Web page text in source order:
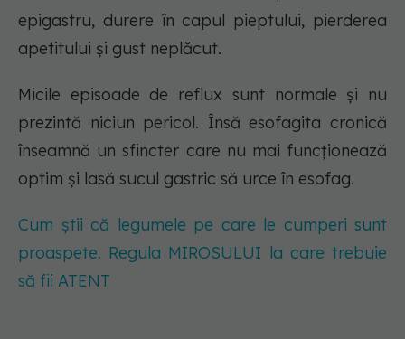
epigastru, durere în capul pieptului, pierderea
apetitului și gust neplăcut.
Micile episoade de reflux sunt normale și nu
prezintă niciun pericol. Însă esofagita cronică
înseamnă un sfincter care nu mai funcționează
optim și lasă sucul gastric să urce în esofag.
Cum știi că legumele pe care le cumperi sunt
proaspete. Regula MIROSULUI la care trebuie
să fii ATENT